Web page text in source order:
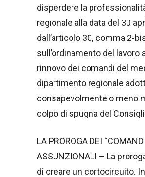
disperdere la
regionale alla data del 30
dall’articolo 30, comma 2-
sull’ordinamento del
rinnovo dei comandi del
dipartimento regionale
consapevolmente o meno
colpo di spugna del
LA PROROGA DEI
ASSUNZIONALI – La
di creare un cortocircuito.